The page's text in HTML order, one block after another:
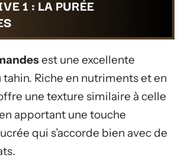
1 : LA PURÉE
est une excellente
Riche en nutriments et en
une texture similaire à celle
apportant une touche
qui s’accorde bien avec de